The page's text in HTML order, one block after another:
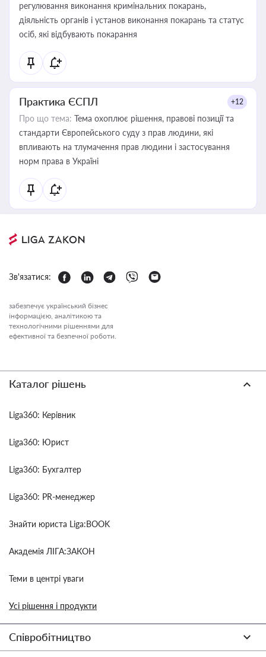
регулювання виконання кримінальних покарань,
діяльність органів і установ виконання покарань та статус
осіб, які відбувають покарання
Практика ЄСПЛ +12
Про що тема: Тема охоплює рішення, правові позиції та
стандарти Європейського суду з прав людини, які
впливають на тлумачення прав людини і застосування
норм права в Україні
Зв'язатися:
забезпечує український бізнес
інформацією, аналітикою та
технологічними рішеннями для
ефективної та безпечної роботи.
Каталог рішень
Liga360: Керівник
Liga360: Юрист
Liga360: Бухгалтер
Liga360: PR-менеджер
Знайти юриста Liga:BOOK
Академія ЛІГА:ЗАКОН
Теми в центрі уваги
Усі рішення і продукти
Співробітництво